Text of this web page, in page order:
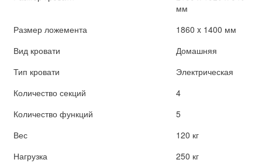
мм
Размер ложемента
1860 x 1400 мм
Вид кровати
Домашняя
Тип кровати
Электрическая
Количество секций
4
Количество функций
5
Вес
120 кг
Нагрузка
250 кг